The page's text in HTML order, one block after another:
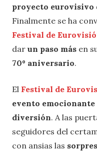
proyecto eurovisivo
Finalmente se ha
Festival de
dar un paso más en
70º aniversario.
El Festival de
evento
diversión. A las
seguidores del
con ansias las